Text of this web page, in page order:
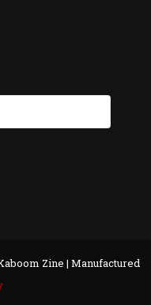
Zine | Manufactured